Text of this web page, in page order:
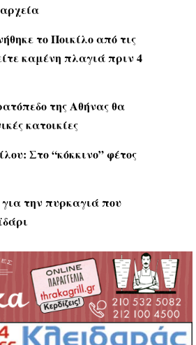
το Ποικίλο από τις
καμένη πλαγιά πριν 4
της Αθήνας θα
κατοικίες
Στο “κόκκινο” φέτος
την πυρκαγιά που